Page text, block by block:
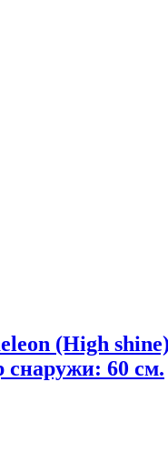
(High
снаружи: 60 см.